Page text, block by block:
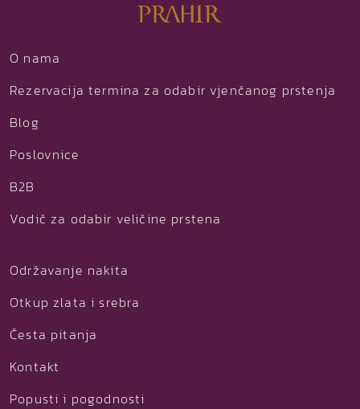
O nama
Rezervacija termina za odabir vjenčanog prstenja
Blog
Poslovnice
B2B
Vodič za odabir veličine prstena
Održavanje nakita
Otkup zlata i srebra
Česta pitanja
Kontakt
Popusti i pogodnosti